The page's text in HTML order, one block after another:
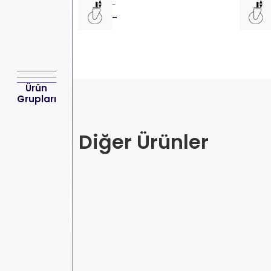
Ürün
Grupları
-
-
Diğer Ürünler